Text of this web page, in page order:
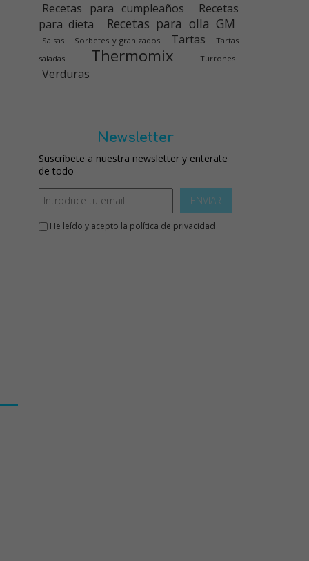
Recetas para cumpleaños
Recetas
para dieta
Recetas para olla GM
Salsas Sorbetes y granizados Tartas
Tartas
saladas
Thermomix Turrones
Verduras
Newsletter
Suscríbete a nuestra newsletter y enterate
de todo
ENVIAR
He leído y acepto la política de privacidad